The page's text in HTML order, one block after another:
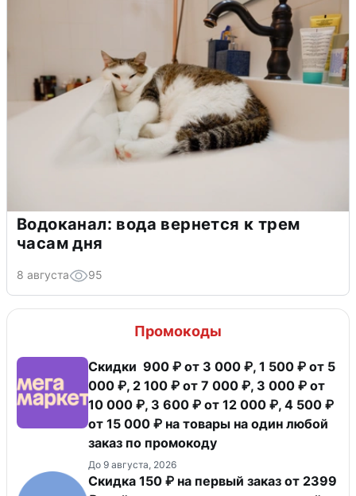
Водоканал: вода вернется к трем
часам дня
8 августа 95
Промокоды
Скидки 900 ₽ от 3 000 ₽, 1 500 ₽ от 5
000 ₽, 2 100 ₽ от 7 000 ₽, 3 000 ₽ от
10 000 ₽, 3 600 ₽ от 12 000 ₽, 4 500 ₽
от 15 000 ₽ на товары на один любой
заказ по промокоду
До 9 августа, 2026
Скидка 150 ₽ на первый заказ от 2399